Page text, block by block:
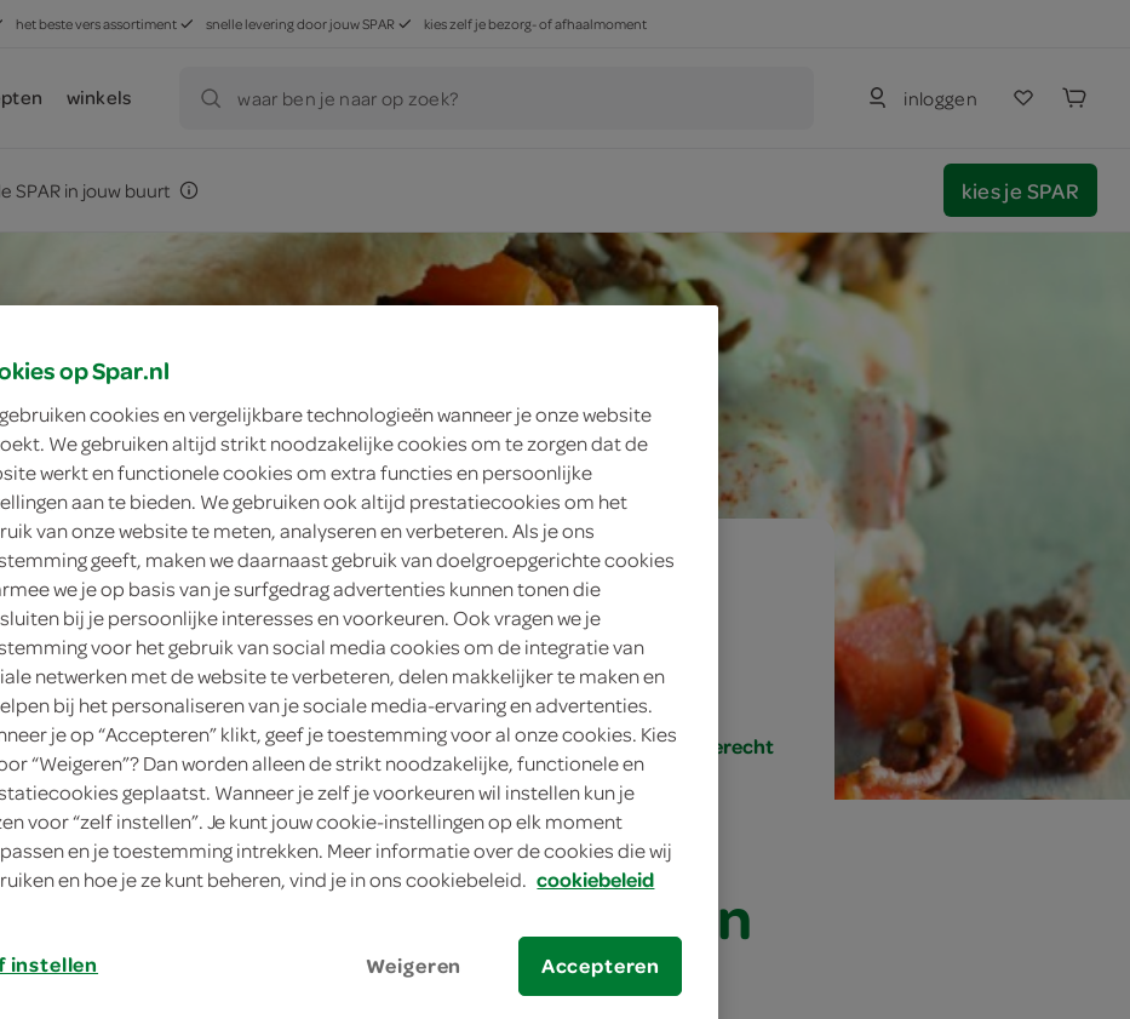
het beste vers assortiment snelle levering door jouw SPAR kies zelf je bezorg- of afhaalmoment
winkels waar ben je naar op zoek? inloggen
SPAR in jouw buurt kies je SPAR
4 personen
gemiddeld
20 min.
lunch, klein gerecht
met gekruid gehakt en chiliroom
met gekruid gehakt en
op Spar.nl
cookies en vergelijkbare technologieën wanneer je onze website
We gebruiken altijd strikt noodzakelijke cookies om te zorgen dat de
werkt en functionele cookies om extra functies en persoonlijke
aan te bieden. We gebruiken ook altijd prestatiecookies om het
van onze website te meten, analyseren en verbeteren. Als je ons
geeft, maken we daarnaast gebruik van doelgroepgerichte cookies
we je op basis van je surfgedrag advertenties kunnen tonen die
bij je persoonlijke interesses en voorkeuren. Ook vragen we je
voor het gebruik van social media cookies om de integratie van
netwerken met de website te verbeteren, delen makkelijker te maken en
bij het personaliseren van je sociale media-ervaring en advertenties.
je op “Accepteren” klikt, geef je toestemming voor al onze cookies. Kies
“Weigeren”? Dan worden alleen de strikt noodzakelijke, functionele en
geplaatst. Wanneer je zelf je voorkeuren wil instellen kun je
voor “zelf instellen”. Je kunt jouw cookie-instellingen op elk moment
en je toestemming intrekken. Meer informatie over de cookies die wij
en hoe je ze kunt beheren, vind je in ons cookiebeleid. cookiebeleid
instellen Weigeren Accepteren